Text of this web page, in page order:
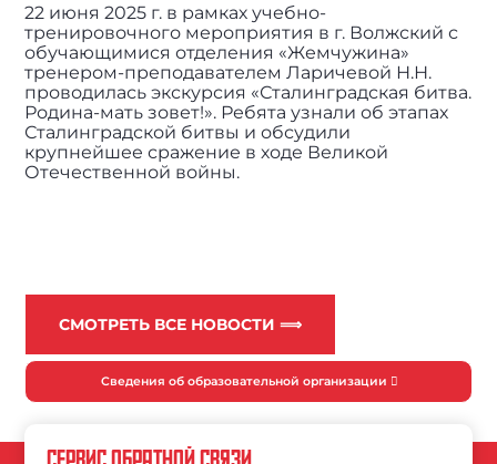
22 июня 2025 г. в рамках учебно-
тренировочного мероприятия в г. Волжский с
обучающимися отделения «Жемчужина»
тренером-преподавателем Ларичевой Н.Н.
проводилась экскурсия «Сталинградская битва.
Родина-мать зовет!». Ребята узнали об этапах
Сталинградской битвы и обсудили
крупнейшее сражение в ходе Великой
Отечественной войны.
СМОТРЕТЬ ВСЕ НОВОСТИ ⟹
Сведения об образовательной организации